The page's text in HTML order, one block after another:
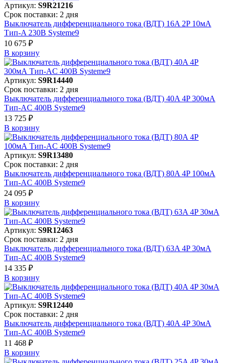
Артикул: S9R21216
Срок поставки: 2 дня
Выключатель дифференциального тока (ВДТ) 16A 2P 10мА
Тип-A 230В Systeme9
10 675 ₽
В корзинy
Артикул: S9R14440
Срок поставки: 2 дня
Выключатель дифференциального тока (ВДТ) 40A 4P 300мА
Тип-AC 400В Systeme9
13 725 ₽
В корзинy
Артикул: S9R13480
Срок поставки: 2 дня
Выключатель дифференциального тока (ВДТ) 80A 4P 100мА
Тип-AC 400В Systeme9
24 095 ₽
В корзинy
Артикул: S9R12463
Срок поставки: 2 дня
Выключатель дифференциального тока (ВДТ) 63A 4P 30мА
Тип-AC 400В Systeme9
14 335 ₽
В корзинy
Артикул: S9R12440
Срок поставки: 2 дня
Выключатель дифференциального тока (ВДТ) 40A 4P 30мА
Тип-AC 400В Systeme9
11 468 ₽
В корзинy